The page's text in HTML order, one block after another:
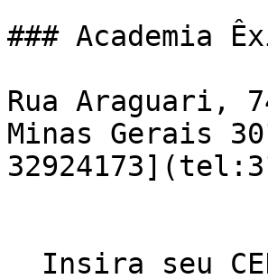
### Academia
Rua Araguari,
Minas Gerais